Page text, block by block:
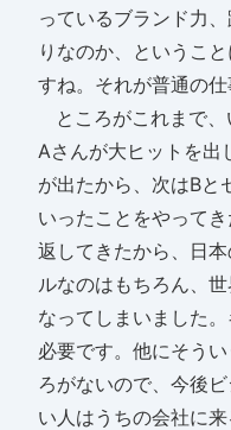
っているブランド力
りなのか、というこ
すね。それが普通の仕
ところがこれまで、
Aさんが大ヒットを出
が出たから、次はBと
いったことをやって
返してきたから、日
ルなのはもちろん、
なってしまいました
必要です。他にそう
ろがないので、今後
い人はうちの会社に来